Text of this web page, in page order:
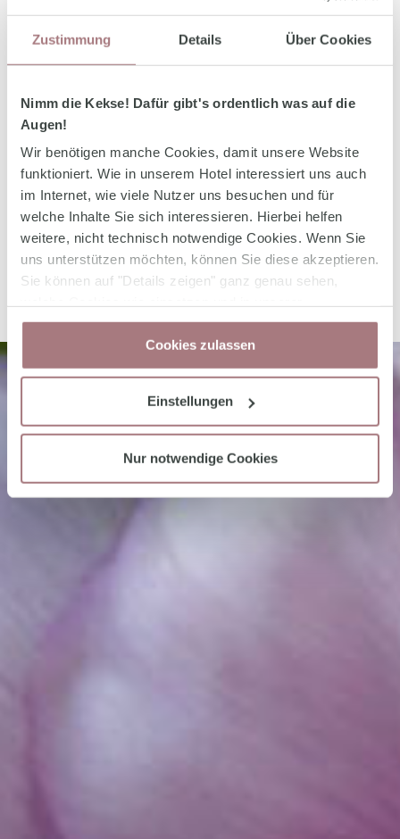
Zustimmung Details Über Cookies
Nimm die Kekse! Dafür gibt's ordentlich was auf die
Augen!
Wir benötigen manche Cookies, damit unsere Website
funktioniert. Wie in unserem Hotel interessiert uns auch
im Internet, wie viele Nutzer uns besuchen und für
welche Inhalte Sie sich interessieren. Hierbei helfen
weitere, nicht technisch notwendige Cookies. Wenn Sie
uns unterstützen möchten, können Sie diese akzeptieren.
Sie können auf "Details zeigen" ganz genau sehen,
Datenschutzerklärungjederzeit Ihre Zustimmung
wieder zurücknehmen.Cookies zulassen
Einstellungen
Nur notwendige Cookies
Mosel Region entführen. Beim Anblick der
pittoresken
Burgen und Ruinen gerät der
Alltagsstress ganz schnell in Vergessenheit.
Zwischen Weinbergen, auf denen ein Weingut
schöner ist als das nächste, wo Winzer auf
Steillagen die erlesensten Rebsorten anbauen
und wo der Fluss sich malerisch in das
Panorama des Moseltals einfügt, wird der
Urlaub über Pfingsten zum Highlight des Jahres.
Dieses Bild schließen Sie sofort ins Herz!